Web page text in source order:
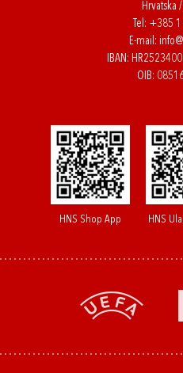
Hrvatska
Tel: +385 1
E-mail:
IBAN:
OIB:
HNS Shop App HNS